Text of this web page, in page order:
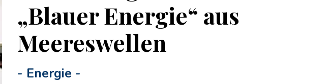
„Blauer Energie“ aus
Meereswellen
- Energie -